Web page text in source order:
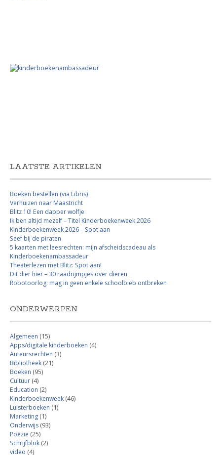
LAATSTE ARTIKELEN
Boeken bestellen (via Libris)
Verhuizen naar Maastricht
Blitz 10! Een dapper wolfje
Ik ben altijd mezelf – Titel Kinderboekenweek 2026
Kinderboekenweek 2026 – Spot aan
Seef bij de piraten
5 kaarten met leesrechten: mijn afscheidscadeau als
Kinderboekenambassadeur
Theaterlezen met Blitz: Spot aan!
Dit dier hier – 30 raadrijmpjes over dieren
Robotoorlog: mag in geen enkele schoolbieb ontbreken
ONDERWERPEN
Algemeen (15)
Apps/digitale kinderboeken (4)
Auteursrechten (3)
Bibliotheek (21)
Boeken (95)
Cultuur (4)
Education (2)
Kinderboekenweek (46)
Luisterboeken (1)
Marketing (1)
Onderwijs (93)
Poëzie (25)
Schrijfblok (2)
video (4)